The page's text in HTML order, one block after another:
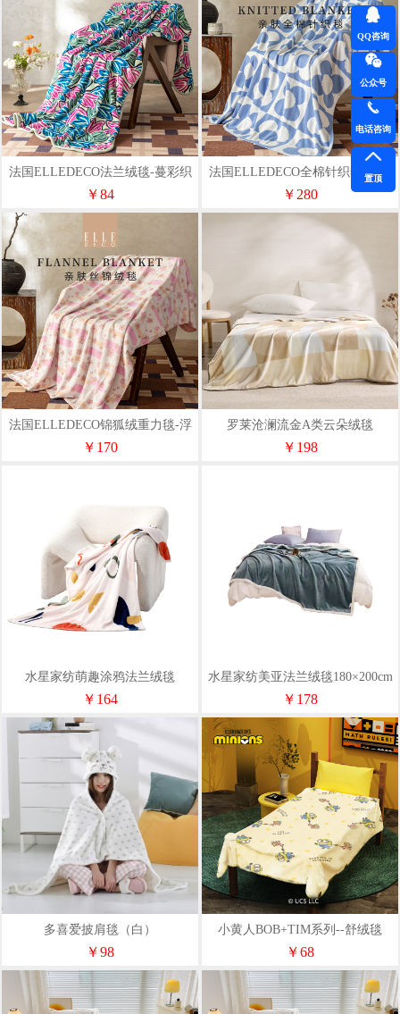
法国ELLEDECO法兰绒毯-蔓彩织
迹
￥84
法国ELLEDECO全棉针织毯-叠花
￥280
法国ELLEDECO锦狐绒重力毯-浮
影樱华
￥170
罗莱沧澜流金A类云朵绒毯
￥198
水星家纺萌趣涂鸦法兰绒毯
180×200cm
￥164
水星家纺美亚法兰绒毯180×200cm
￥178
多喜爱披肩毯（白）
￥98
小黄人BOB+TIM系列--舒绒毯
￥68
QQ咨询
公众号
电话咨询
置顶